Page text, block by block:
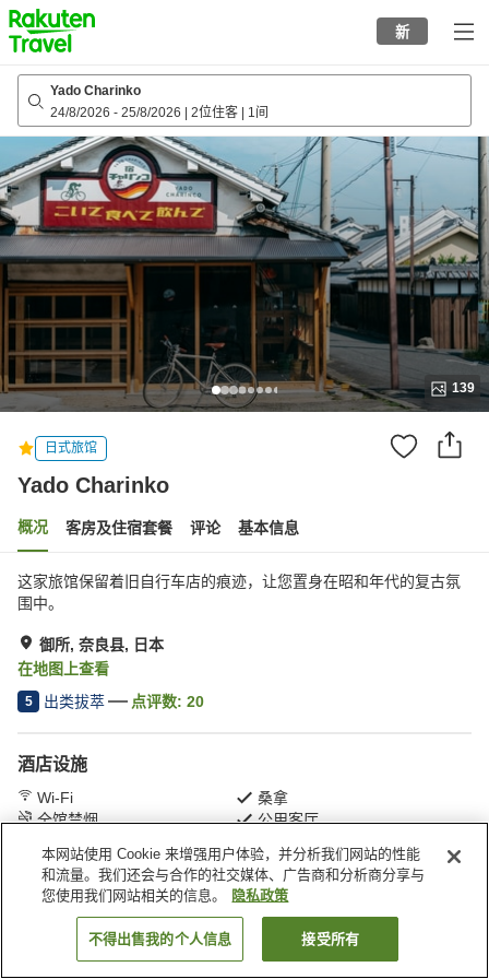
to
top
page
新
Yado Charinko
24/8/2026 - 25/8/2026 2位住客 1间
139
日式旅馆
Yado Charinko
概况 客房及住宿套餐 评论 基本信息
这家旅馆保留着旧自行车店的痕迹，让您置身在昭和年代的复古氛
围中。
御所, 奈良县, 日本
在地图上查看
5 出类拔萃 点评数: 20
酒店设施
Wi-Fi
桑拿
全馆禁烟
公用客厅
首页 日本 奈良县 御所 Yado Charinko
搜索客房
本网站使用 Cookie 来增强用户体验，并分析我们网站的性能
和流量。我们还会与合作的社交媒体、广告商和分析商分享与
您使用我们网站相关的信息。
隐私政策
不得出售我的个人信息 接受所有